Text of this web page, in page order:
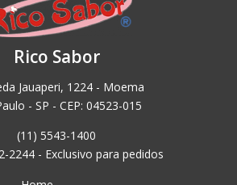
Rico Sabor
Jauaperi, 1224 - Moema
- SP - CEP: 04523-015
(11) 5543-1400
2244 - Exclusivo para pedidos